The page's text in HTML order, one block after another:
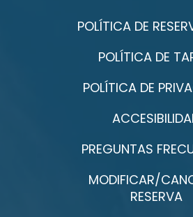
POLÍTICA DE
POLÍTICA DE
POLÍTICA DE
PREGUNTAS
MODIFICAR/
RESERVA